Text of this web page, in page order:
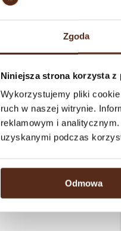
Zgoda
Niniejsza strona korzysta z
Wykorzystujemy pliki
ruch w naszej witrynie.
reklamowym i
uzyskanymi podczas
Odmowa